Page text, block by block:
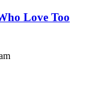
Love Too